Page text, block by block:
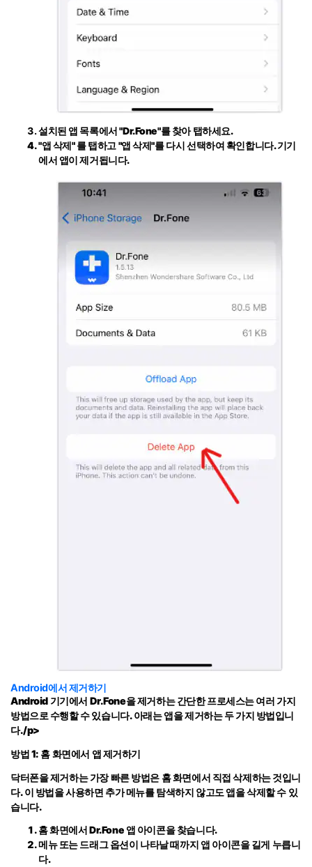
설치된 앱 목록에서"Dr.Fone"를 찾아 탭하세요.
"앱 삭제"를 탭하고 "앱 삭제"를 다시 선택하여 확인합니다. 기기
에서 앱이 제거됩니다.
Android에서 제거하기
Android 기기에서 Dr.Fone을 제거하는 간단한 프로세스는 여러 가지
방법으로 수행할 수 있습니다. 아래는 앱을 제거하는 두 가지 방법입니
다./p>
방법 1: 홈 화면에서 앱 제거하기
닥터폰을 제거하는 가장 빠른 방법은 홈 화면에서 직접 삭제하는 것입니
다. 이 방법을 사용하면 추가 메뉴를 탐색하지 않고도 앱을 삭제할 수 있
습니다.
홈 화면에서 Dr.Fone 앱 아이콘을 찾습니다.
메뉴 또는 드래그 옵션이 나타날 때까지 앱 아이콘을 길게 누릅니
다.